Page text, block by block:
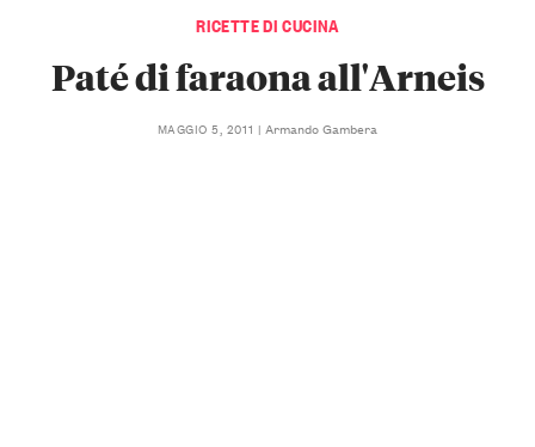
RICETTE DI CUCINA
Paté di faraona all'Arneis
MAGGIO 5, 2011 Armando Gambera